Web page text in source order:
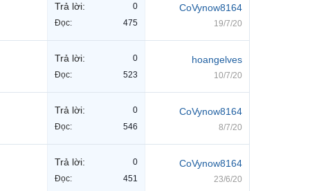
Trả lời:
0
Đọc:
475
CoVynow8164
19/7/20
Trả lời:
0
Đọc:
523
hoangelves
10/7/20
Trả lời:
0
Đọc:
546
CoVynow8164
8/7/20
Trả lời:
0
Đọc:
451
CoVynow8164
23/6/20